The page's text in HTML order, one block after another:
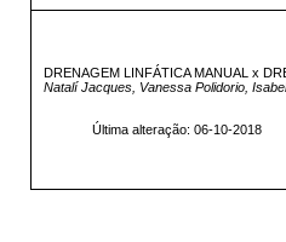
DRENAGEM LINFÁTICA MANUAL x
Natalí Jacques, Vanessa Polidorio,
Última alteração: 06-10-2018